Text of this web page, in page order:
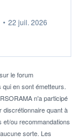
• 22 juil. 2026
le forum
en sont émetteurs.
n'a participé
discrétionnaire quant à
ou recommandations
sorte. Les